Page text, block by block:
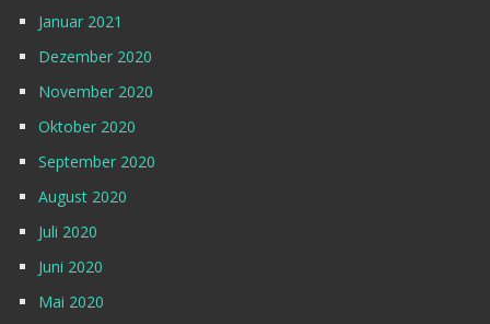
Januar 2021
Dezember 2020
November 2020
Oktober 2020
September 2020
August 2020
Juli 2020
Juni 2020
Mai 2020